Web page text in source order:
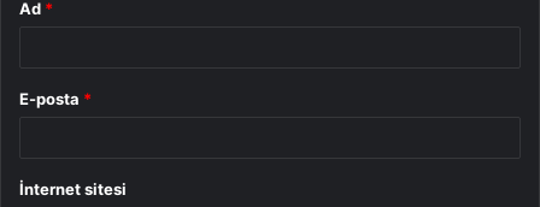
Ad *
E-posta *
İnternet sitesi